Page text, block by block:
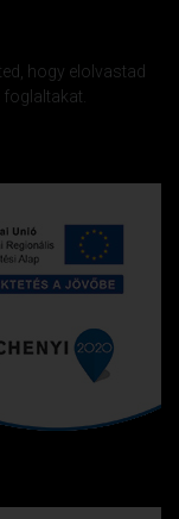
hogy elolvastad
foglaltakat.